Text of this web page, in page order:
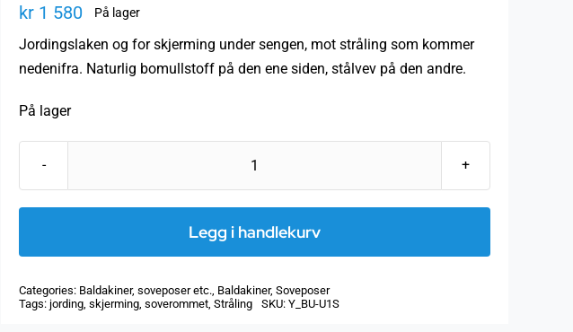
kr 1 580 På lager
Jordingslaken og for skjerming under sengen, mot stråling som kommer
nedenifra. Naturlig bomullstoff på den ene siden, stålvev på den andre.
På lager
Skjermings-
Jordingslaken
enkeltseng
Legg i handlekurv
Categories: Baldakiner, soveposer etc., Baldakiner, Soveposer
Tags: jording, skjerming, soverommet, Stråling SKU: Y_BU-U1S